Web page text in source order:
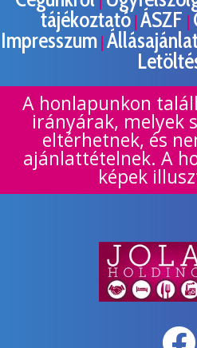
tájékoztató | ÁSZF |
Impresszum|
A honlapunkon
irányárak, melyek
eltérhetnek, és
ajánlattételnek. A
képek